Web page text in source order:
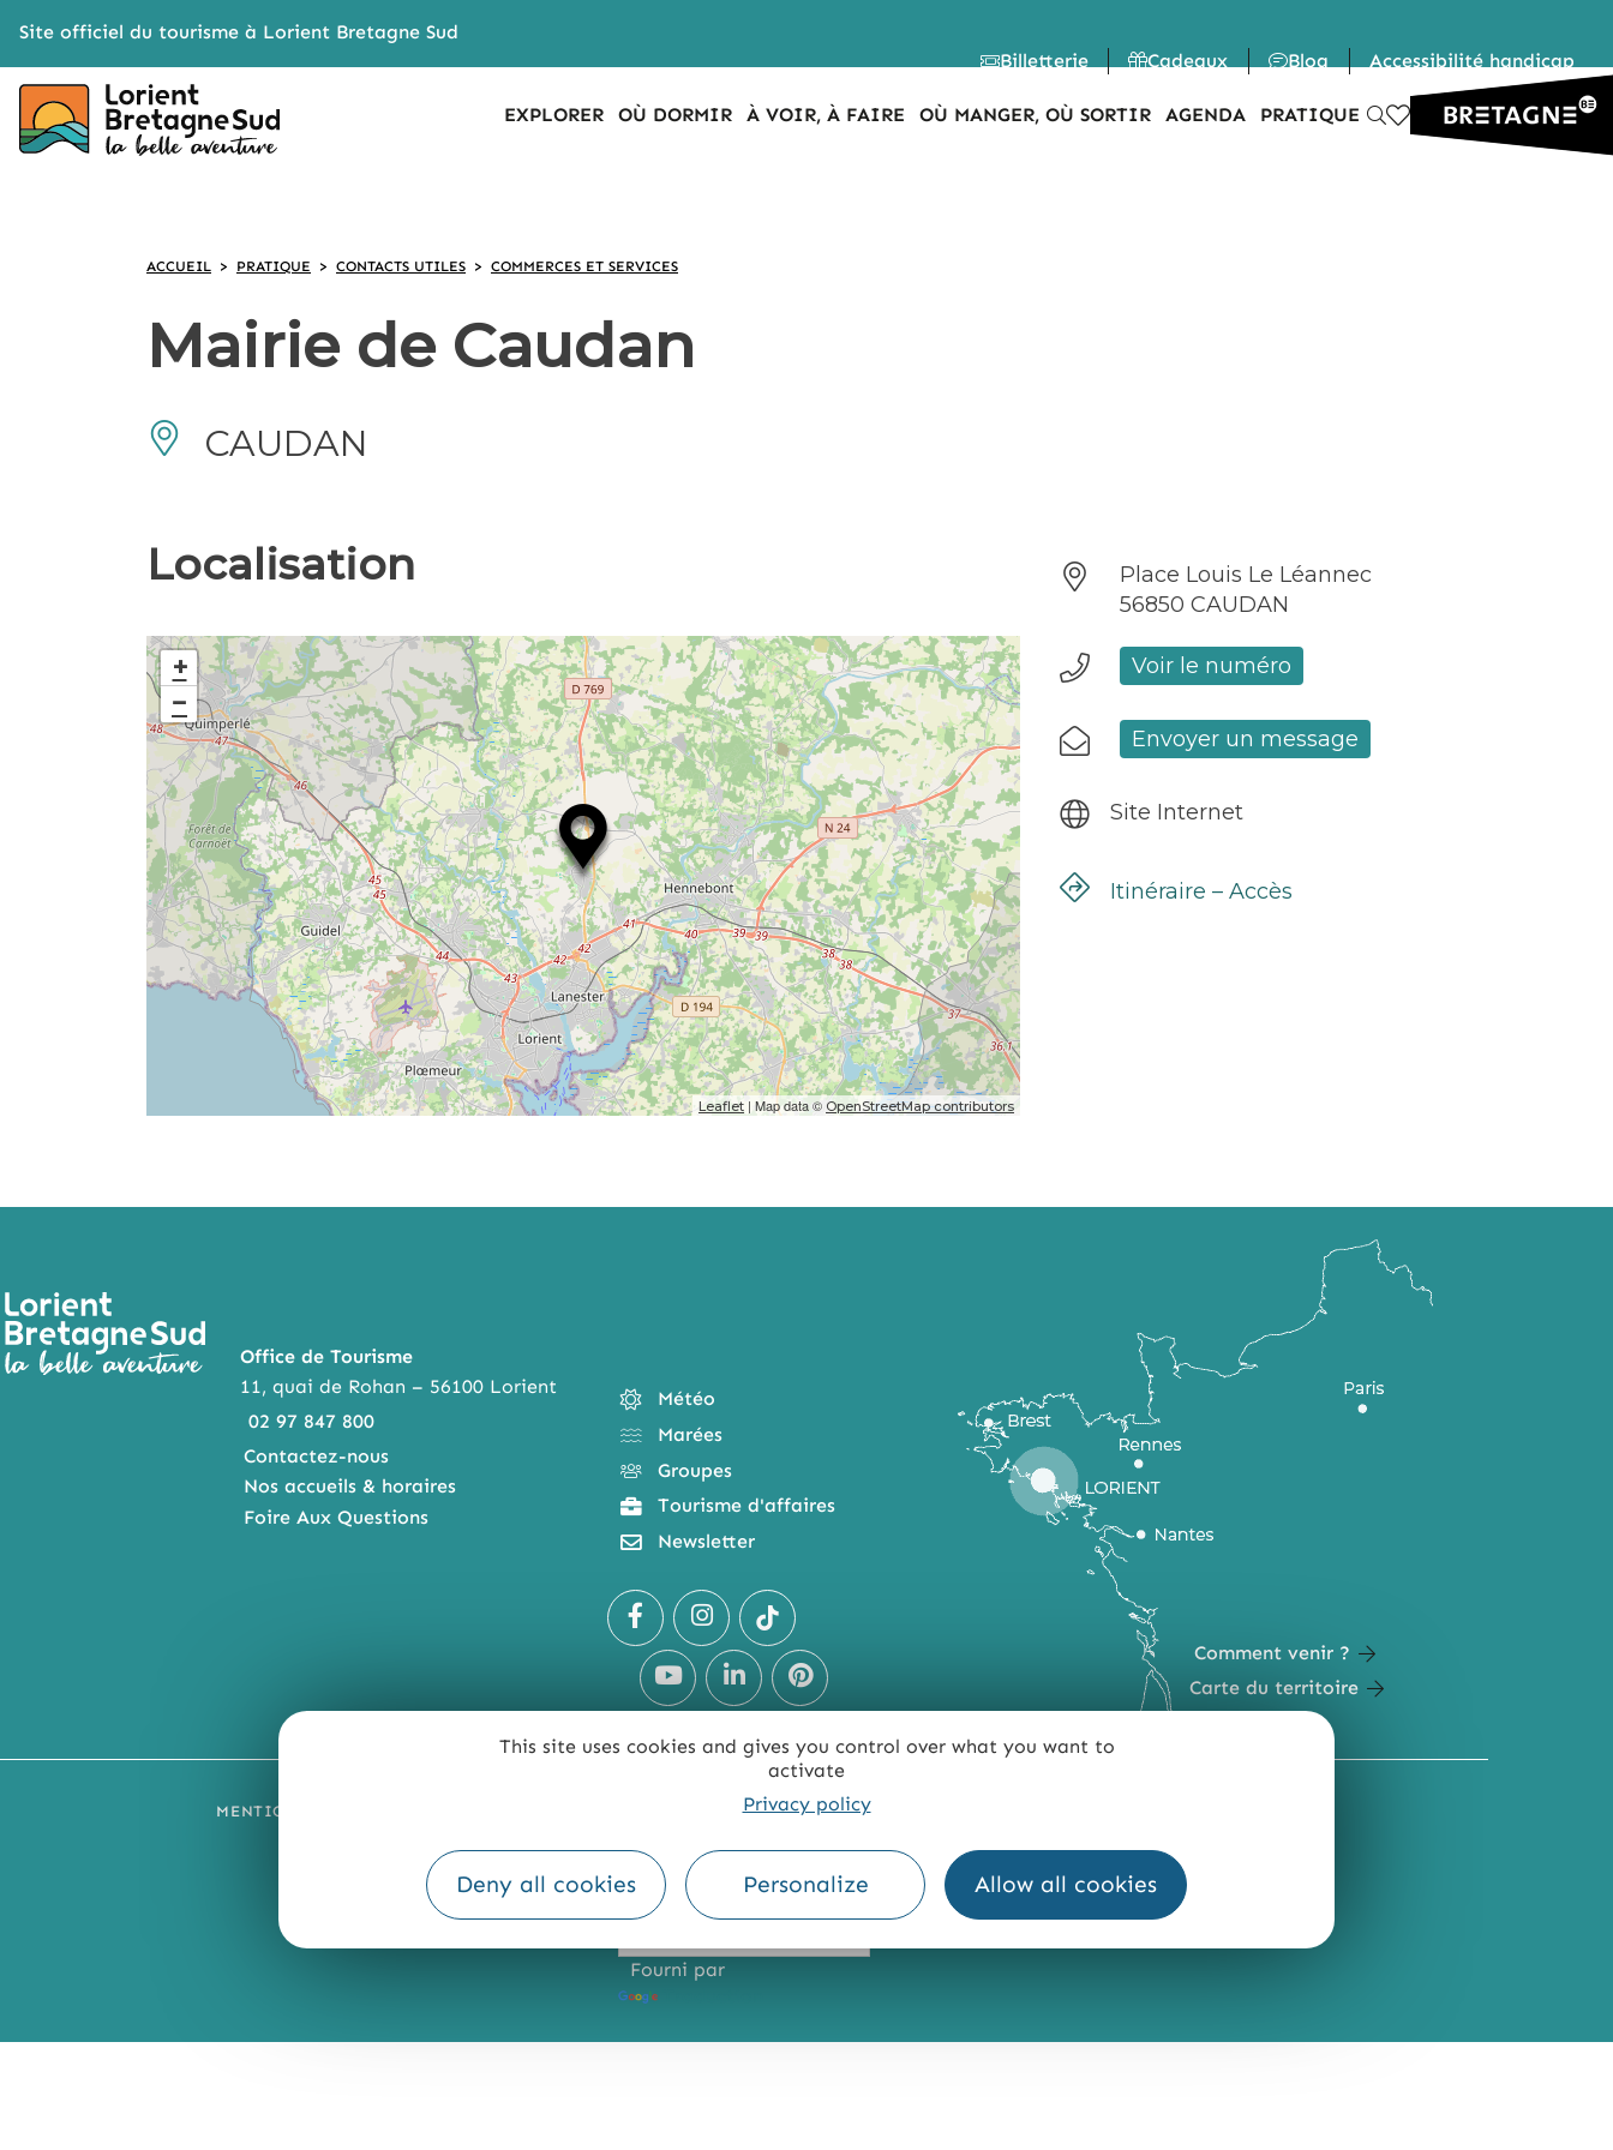
This site uses cookies and gives you control over what you want to
activate
Privacy policy
Deny all cookies Personalize Allow all cookies
Site officiel du tourisme à Lorient Bretagne Sud
Billetterie
Cadeaux Blog Accessibilité handicap
EXPLORER OÙ DORMIR À VOIR, À FAIRE OÙ MANGER, OÙ SORTIR AGENDA PRATIQUE
ACCUEIL > PRATIQUE > CONTACTS UTILES > COMMERCES ET SERVICES
Mairie de Caudan
CAUDAN
Localisation
+
−
Leaflet | Map data © OpenStreetMap contributors
Place Louis Le Léannec
56850 CAUDAN
Voir le numéro
Envoyer un message
Site Internet
Itinéraire – Accès
Office de Tourisme
11, quai de Rohan – 56100 Lorient
02 97 847 800
Contactez-nous
Nos accueils & horaires
Foire Aux Questions
Météo
Marées
Groupes
Tourisme d'affaires
Newsletter
Comment venir ?
Carte du territoire
MENTIONS LÉGALES ACCESSIBILITÉ : NON CONFORME
Fourni par